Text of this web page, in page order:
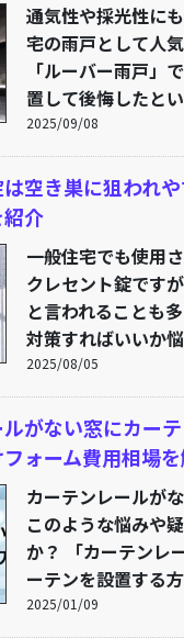
通気性や採光性に
宅の雨戸として人
「ルーバー雨戸」
置して後悔したと
2025/09/08
空き巣に狙われ
介
一般住宅でも使用
クレセント錠です
と言われることも
対策すればいいか
2025/08/05
がない窓にカー
ォーム費用相場
カーテンレールが
このような悩みや
か？ 「カーテンレ
ーテンを設置する
2025/01/09